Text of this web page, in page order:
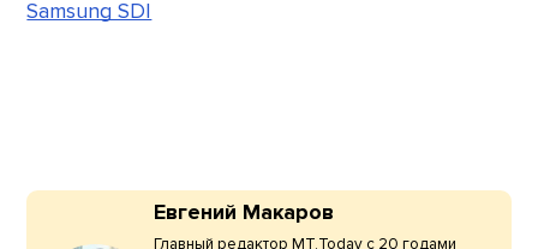
Samsung SDI
Евгений Макаров
Главный редактор МТ.Today с 20 годами